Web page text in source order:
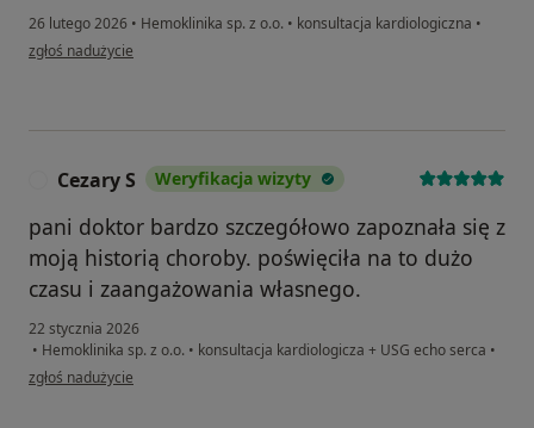
26 lutego 2026 • Hemoklinika sp. z o.o. • konsultacja kardiologiczna •
w opinii użytkownika Darek
zgłoś nadużycie
Cezary S Weryfikacja wizyty
pani doktor bardzo szczegółowo zapoznała się z
moją historią choroby. poświęciła na to dużo
czasu i zaangażowania własnego.
22 stycznia 2026
• Hemoklinika sp. z o.o. • konsultacja kardiologicza + USG echo serca •
w opinii użytkownika Cezary S
zgłoś nadużycie